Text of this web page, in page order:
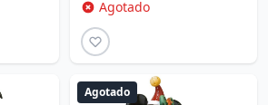
Agotado
Agotado